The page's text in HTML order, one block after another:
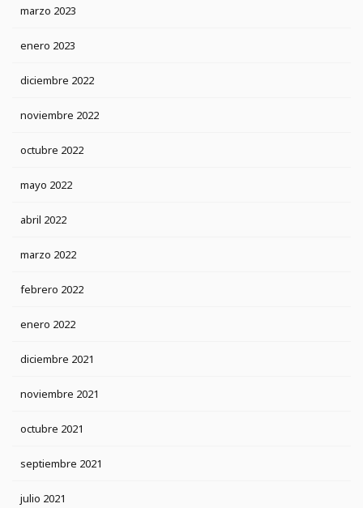
marzo 2023
enero 2023
diciembre 2022
noviembre 2022
octubre 2022
mayo 2022
abril 2022
marzo 2022
febrero 2022
enero 2022
diciembre 2021
noviembre 2021
octubre 2021
septiembre 2021
julio 2021